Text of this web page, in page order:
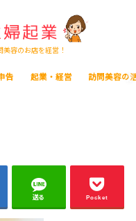
容のお店を経営！
告 起業・経営 訪問美容の
送る Pocket